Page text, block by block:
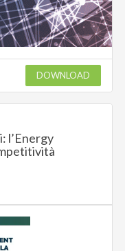
DOWNLOAD
l’Energy